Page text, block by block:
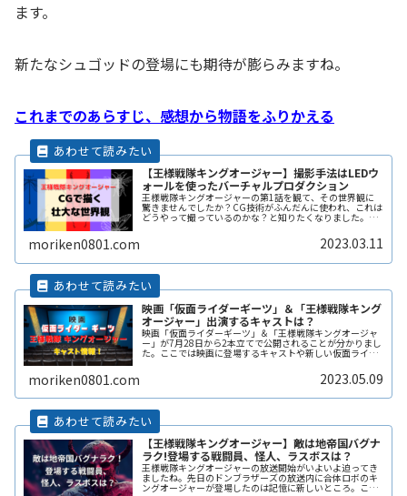
ます。
新たなシュゴッドの登場にも期待が膨らみますね。
これまでのあらすじ、感想から物語をふりかえる
【王様戦隊キングオージャー】撮影手法はLEDウ
ォールを使ったバーチャルプロダクション
王様戦隊キングオージャーの第1話を観て、その世界観に
驚きませんでしたか？CG技術がふんだんに使われ、これは
どうやって撮っているのかな？と知りたくなりました。こ
moriken0801.com 2023.03.11
映画「仮面ライダーギーツ」＆「王様戦隊キング
オージャー」出演するキャストは？
映画「仮面ライダーギーツ」＆「王様戦隊キングオージャ
ー」が7月28日から2本立てで公開されることが分かりまし
た。ここでは映画に登場するキャストや新しい仮面ライダ
moriken0801.com 2023.05.09
【王様戦隊キングオージャー】敵は地帝国バグナ
ラク!登場する戦闘員、怪人、ラスボスは？
王様戦隊キングオージャーの放送開始がいよいよ迫ってき
ましたね。先日のドンブラザーズの放送内に合体ロボのキ
ングオージャーが登場したのは記憶に新しいところ。ここ